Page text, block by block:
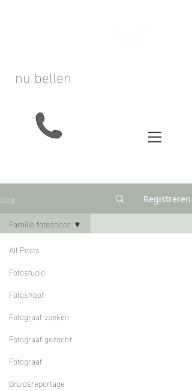
nu bellen
blog Registreren
All Posts
Fotostudio
Fotoshoot
Fotograaf zoeken
Fotograaf gezocht
Fotograaf
Bruidsreportage
Familie fotoshoot